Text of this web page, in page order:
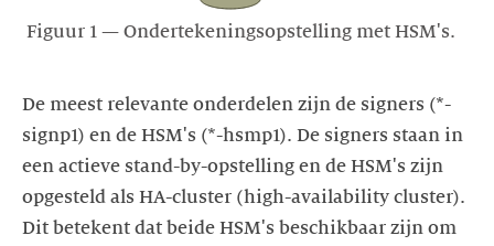
Figuur 1 — Ondertekeningsopstelling met HSM's.
De meest relevante onderdelen zijn de signers (*-
signp1) en de HSM's (*-hsmp1). De signers staan in
een actieve stand-by-opstelling en de HSM's zijn
opgesteld als HA-cluster (high-availability cluster).
Dit betekent dat beide HSM's beschikbaar zijn om